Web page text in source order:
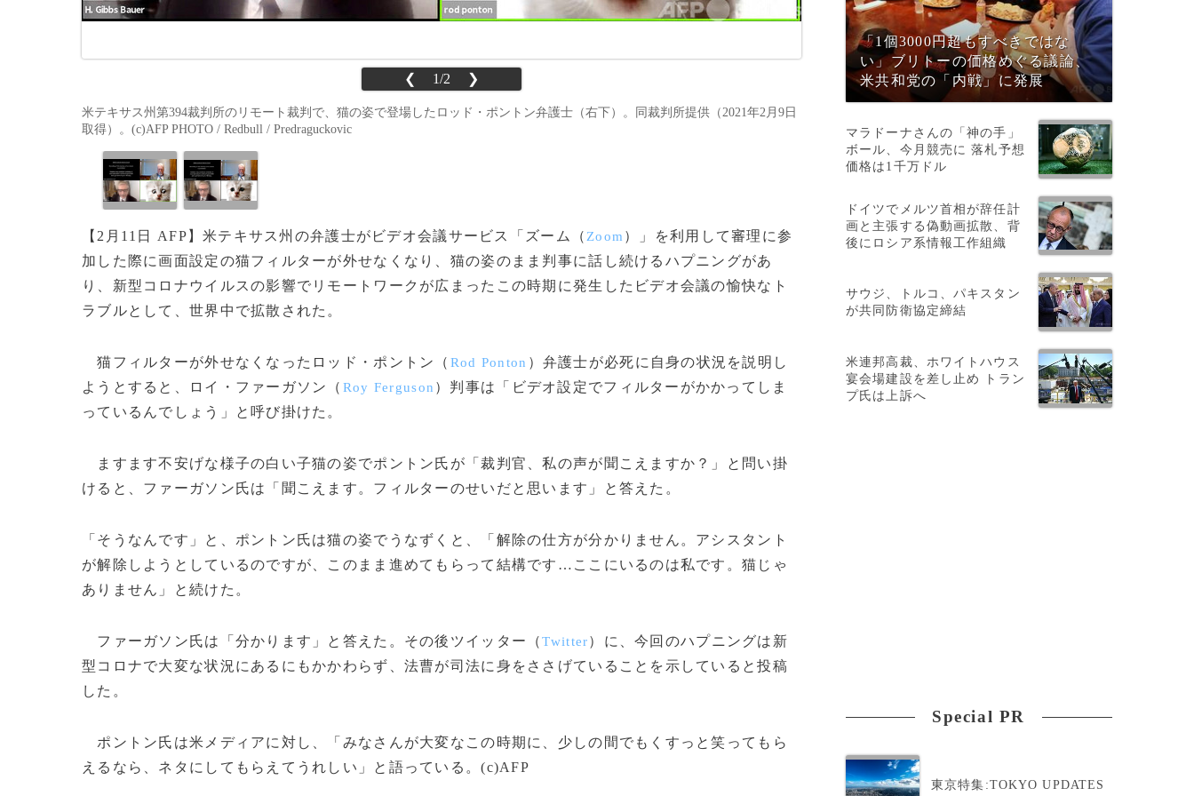
❮ 1/2 ❯
米テキサス州第394裁判所のリモート裁判で、猫の姿で登場したロッド・ポントン弁護士（右下）。同裁判所提供（2021年2月9日
取得）。(c)AFP PHOTO / Redbull / Predraguckovic
【2月11日 AFP】米テキサス州の弁護士がビデオ会議サービス「ズーム（ Zoom ）」を利用して審理に参
加した際に画面設定の猫フィルターが外せなくなり、猫の姿のまま判事に話し続けるハプニングがあ
り、新型コロナウイルスの影響でリモートワークが広まったこの時期に発生したビデオ会議の愉快なト
ラブルとして、世界中で拡散された。
猫フィルターが外せなくなったロッド・ポントン（ Rod Ponton ）弁護士が必死に自身の状況を説明し
ようとすると、ロイ・ファーガソン（ Roy Ferguson ）判事は「ビデオ設定でフィルターがかかってしま
っているんでしょう」と呼び掛けた。
ますます不安げな様子の白い子猫の姿でポントン氏が「裁判官、私の声が聞こえますか？」と問い掛
けると、ファーガソン氏は「聞こえます。フィルターのせいだと思います」と答えた。
「そうなんです」と、ポントン氏は猫の姿でうなずくと、「解除の仕方が分かりません。アシスタント
が解除しようとしているのですが、このまま進めてもらって結構です…ここにいるのは私です。猫じゃ
ありません」と続けた。
ファーガソン氏は「分かります」と答えた。その後ツイッター（Twitter）に、今回のハプニングは新
型コロナで大変な状況にあるにもかかわらず、法曹が司法に身をささげていることを示していると投稿
した。
ポントン氏は米メディアに対し、「みなさんが大変なこの時期に、少しの間でもくすっと笑ってもら
えるなら、ネタにしてもらえてうれしい」と語っている。(c)AFP
「1個3000円超もすべきではな
い」ブリトーの価格めぐる議論、
米共和党の「内戦」に発展
マラドーナさんの「神の手」
ボール、今月競売に 落札予想
価格は1千万ドル
ドイツでメルツ首相が辞任計
画と主張する偽動画拡散、背
後にロシア系情報工作組織
サウジ、トルコ、パキスタン
が共同防衛協定締結
米連邦高裁、ホワイトハウス
宴会場建設を差し止め トラン
プ氏は上訴へ
Special PR
東京特集:TOKYO UPDATES